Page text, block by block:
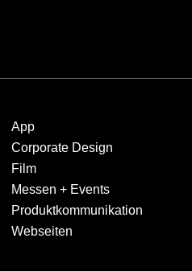
App
Corporate Design
Film
Messen + Events
Produkt­kommuni­kation
Webseiten